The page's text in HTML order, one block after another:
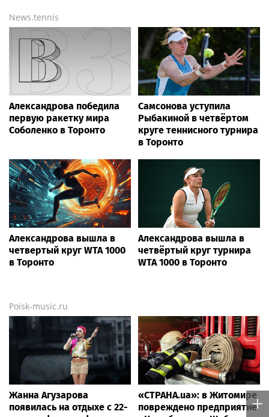
News.tennis
Александрова победила
первую ракетку мира
Соболенко в Торонто
Самсонова уступила
Рыбакиной в четвёртом
круге теннисного турнира
в Торонто
Александрова вышла в
четвертый круг WTA 1000
в Торонто
Александрова вышла в
четвёртый круг турнира
WTA 1000 в Торонто
Poisk-music.ru
Жанна Агузарова
появилась на отдыхе с 22-
«СТРАНА.ua»: в Житомире
повреждено предприятие